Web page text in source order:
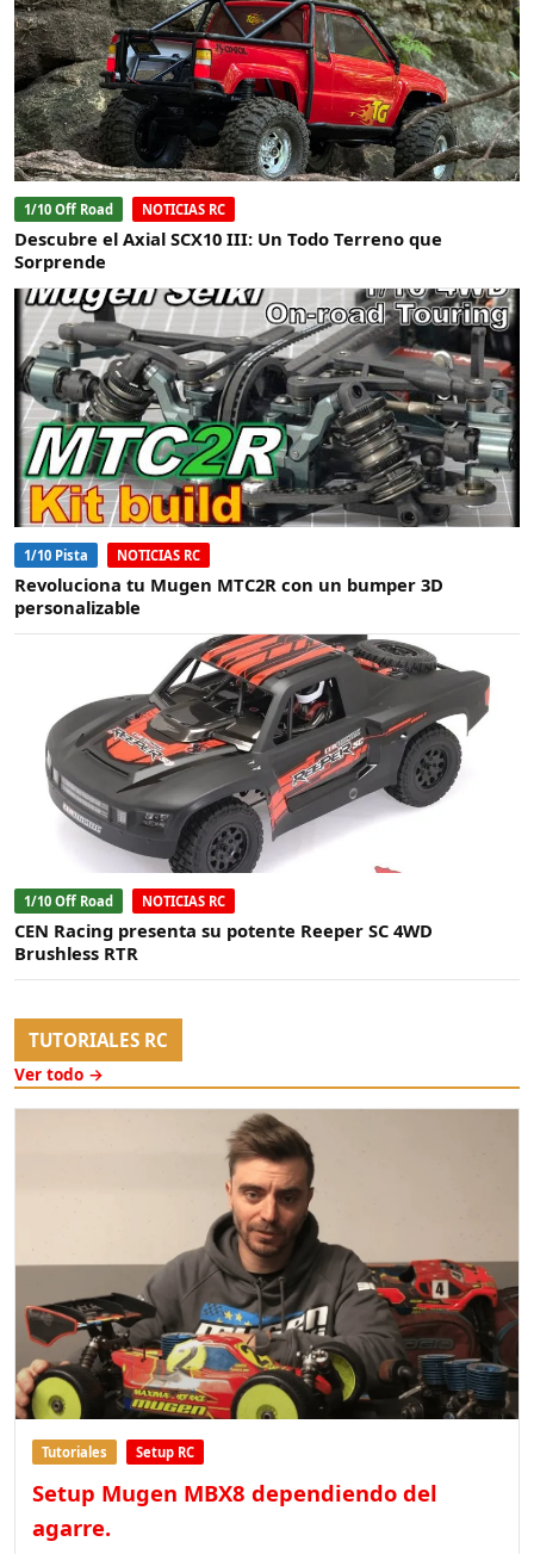
1/10 Off Road NOTICIAS RC
Descubre el Axial SCX10 III: Un Todo Terreno que
Sorprende
1/10 Pista NOTICIAS RC
Revoluciona tu Mugen MTC2R con un bumper 3D
personalizable
1/10 Off Road NOTICIAS RC
CEN Racing presenta su potente Reeper SC 4WD
Brushless RTR
TUTORIALES RC
Ver todo →
Tutoriales Setup RC
Setup Mugen MBX8 dependiendo del
agarre.